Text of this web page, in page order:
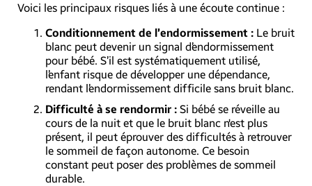
Voici les principaux risques liés à une écoute continue :
Conditionnement de l’endormissement : Le bruit
blanc peut devenir un signal d’endormissement
pour bébé. S’il est systématiquement utilisé,
l’enfant risque de développer une dépendance,
rendant l’endormissement difficile sans bruit blanc.
Difficulté à se rendormir : Si bébé se réveille au
cours de la nuit et que le bruit blanc n'est plus
présent, il peut éprouver des difficultés à retrouver
le sommeil de façon autonome. Ce besoin
constant peut poser des problèmes de sommeil
durable.